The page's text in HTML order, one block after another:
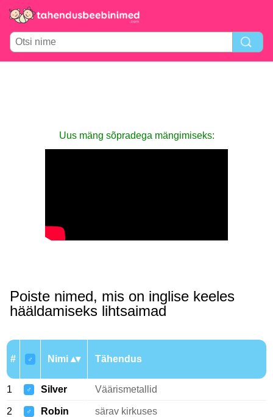
Uus mäng sõpradega mängimiseks:
Poiste nimed, mis on inglise keeles
hääldamiseks lihtsaimad
# ♂ Nimi Tähendus
1 ♂ Silver Väärismetallid
2 ♂ Robin särav kirkuses